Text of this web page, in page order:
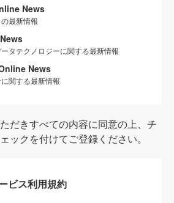
News
最新情報
タテクノロジーに関する最新情報
News
関する最新情報
だきすべての内容に同意の上、チ
ックを付けてご登録ください。
ビス利用規約